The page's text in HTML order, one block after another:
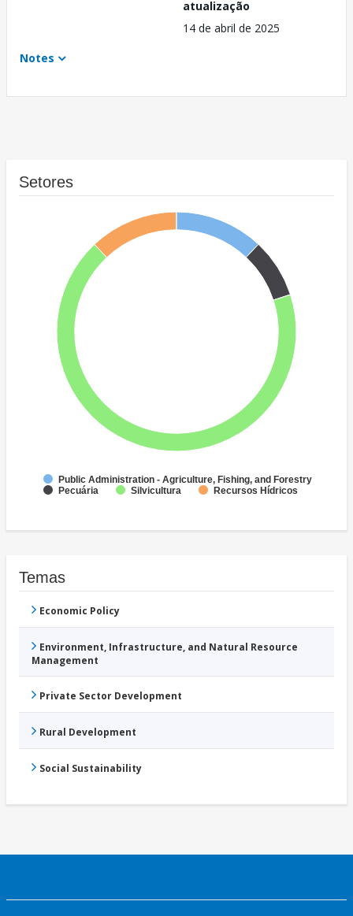
atualização
14 de abril de 2025
Notes
Setores
Public Administration - Agriculture, Fishing, and Forestry
Pecuária
Silvicultura Recursos Hídricos
Temas
Economic Policy
Environment, Infrastructure, and Natural Resource
Management
Private Sector Development
Rural Development
Social Sustainability